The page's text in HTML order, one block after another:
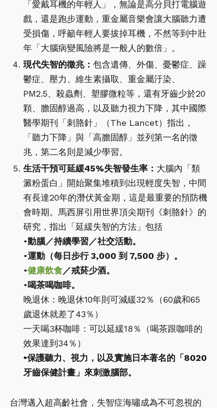
「愛戴耳機的年輕人」，無論是高分貝打電腦遊
戲，還是跑步運動，重金屬音樂會讓大腦聽力遭
受損傷，呼籲年輕人要拔掉耳機，不然等到中壯
年「大腦病變風險將是一般人的數倍」。
現代失智的徵兆： 包含遺傳、外傷、憂鬱症、躁
鬱症、壓力、維生素攝取、重金屬汙染、
PM2.5、殺蟲劑、塑膠微粒等，還有牙齒少於20
顆、膽固醇過高，以及聽力視力下降，其中國際
醫學期刊「刺胳針」（The Lancet）指出，
「聽力下降」與「高膽固醇」並列第一名的徵
兆，第二名則是減少學習。
生活干預可延緩45%失智發生率： 大腦內「類
澱粉蛋白」開始聚集堆積到出現輕度失智，中間
有長達20年的潛伏黃金期，這是最重要的預防機
會時期。馬西屏引用世界頂尖期刊《刺胳針》的
研究，指出「延緩失智的方法」包括
•動腦／持續學習／社交活動。
•運動（每日步行 3,000 到 7,500 步）。
•健康飲食／戒菸少酒。
•喝茶喝咖啡。
晚退休：晚退休10年則可減緩32％（60歲和65
歲退休就差了43％）
一天喝3杯咖啡：可以延緩18％（喝茶跟咖啡的
效果達到34％）
•保護聽力、視力，以及實施日本著名的「8020
牙齒保健計畫」來刺激腦部。
台灣邁入超高齡社會，失智症海嘯成為不可忽視的